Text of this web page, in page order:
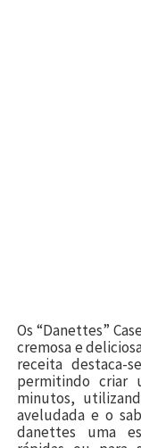
Os “Danettes”
cremosa e
receita destaca-
permitindo criar
minutos,
aveludada e o
danettes uma